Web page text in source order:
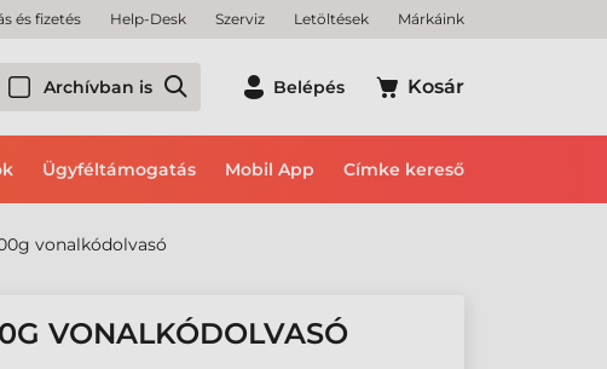
és fizetés Help-Desk Szerviz Letöltések Márkáink
Archívban is Belépés Kosár
Ügyféltámogatás Mobil App Címke kereső
vonalkódolvasó
VONALKÓDOLVASÓ